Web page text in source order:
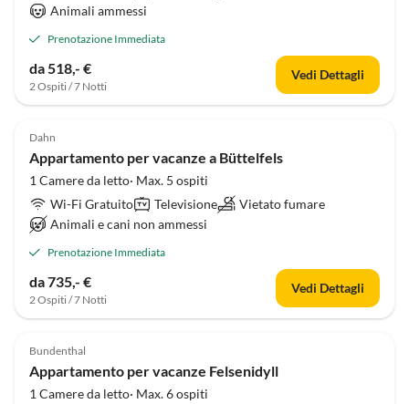
Animali ammessi
Prenotazione Immediata
da 518,- €
2 Ospiti / 7 Notti
Vedi Dettagli
Dahn
Appartamento per vacanze a Büttelfels
1 Camere da letto· Max. 5 ospiti
Wi-Fi Gratuito
Televisione
Vietato fumare
Animali e cani non ammessi
Prenotazione Immediata
da 735,- €
2 Ospiti / 7 Notti
Vedi Dettagli
Bundenthal
Appartamento per vacanze Felsenidyll
1 Camere da letto· Max. 6 ospiti